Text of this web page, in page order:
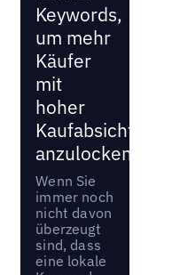
Keywords,
um mehr
Käufer
mit
hoher
Kaufabsicht
anzulocken
Wenn Sie
immer noch
nicht davon
überzeugt
sind, dass
eine lokale